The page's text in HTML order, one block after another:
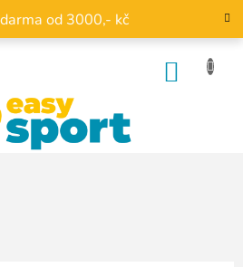
od 3000,- kč